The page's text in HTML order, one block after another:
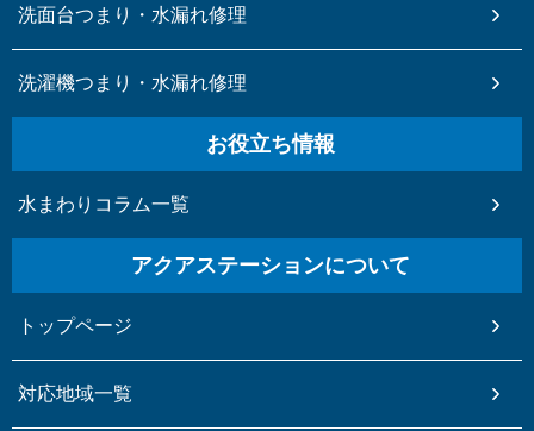
洗面台つまり・水漏れ修理
洗濯機つまり・水漏れ修理
お役立ち情報
水まわりコラム一覧
アクアステーションについて
トップページ
対応地域一覧